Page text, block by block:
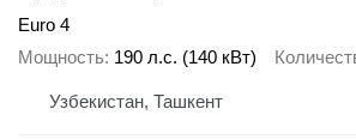
Euro 4
Мощность 190 л.с. (140 кВт)
Узбекистан, Ташкент